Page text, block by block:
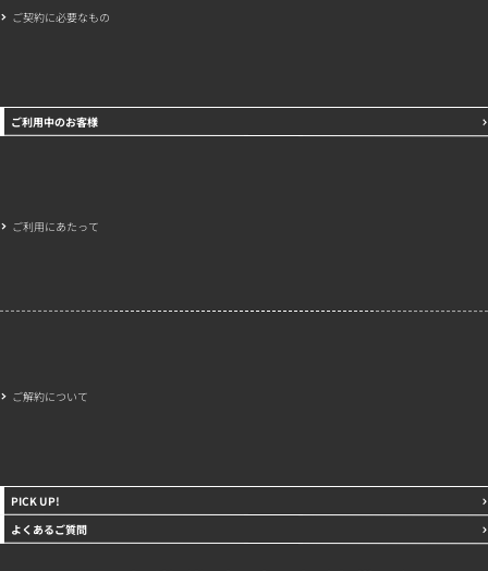
ご契約に必要なもの
ご利用中のお客様
ご利用にあたって
ご解約について
PICK UP!
よくあるご質問